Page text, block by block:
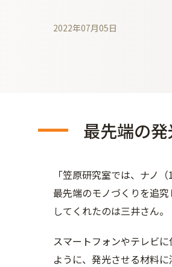
2022年07月05日
最先端の
「笠原研究室では、ナノ
最先端のモノづくりを追
してくれたのは三井さん。
スマートフォンやテレビ
ように、発光させる材料